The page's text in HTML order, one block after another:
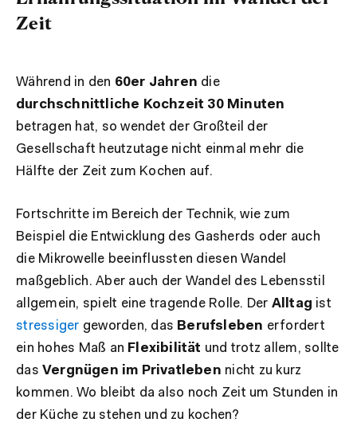
Zeit
Während in den 60er Jahren die
durchschnittliche Kochzeit 30 Minuten
betragen hat, so wendet der Großteil der
Gesellschaft heutzutage nicht einmal mehr die
Hälfte der Zeit zum Kochen auf.
Fortschritte im Bereich der Technik, wie zum
Beispiel die Entwicklung des Gasherds oder auch
die Mikrowelle beeinflussten diesen Wandel
maßgeblich. Aber auch der Wandel des Lebensstil
allgemein, spielt eine tragende Rolle. Der Alltag ist
stressiger geworden, das Berufsleben erfordert
ein hohes Maß an Flexibilität und trotz allem, sollte
das Vergnügen im Privatleben nicht zu kurz
kommen. Wo bleibt da also noch Zeit um Stunden in
der Küche zu stehen und zu kochen?